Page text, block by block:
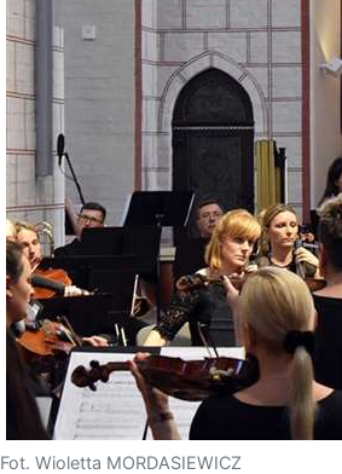
Fot. Wioletta MORDASIEWICZ